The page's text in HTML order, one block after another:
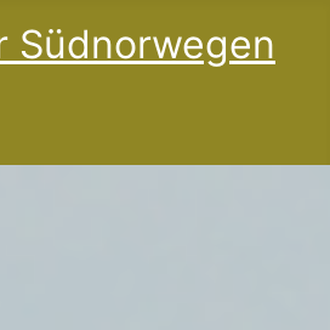
Südnorwegen